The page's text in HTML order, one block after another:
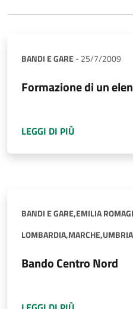
BANDI E GARE- 25/7/2009
Formazione di un
LEGGI DI PIÙ
BANDI E GARE,EMILIA
LOMBARDIA,MARCHE,UMBRIA
Bando Centro Nord